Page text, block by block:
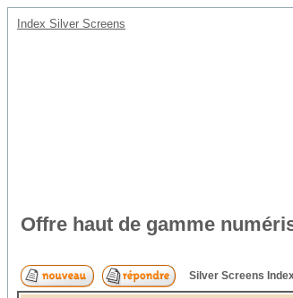
Index Silver Screens
Offre haut de gamme
Silver Screens